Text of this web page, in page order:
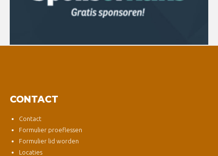
CONTACT
Contact
Formulier proeflessen
Formulier lid worden
Locaties